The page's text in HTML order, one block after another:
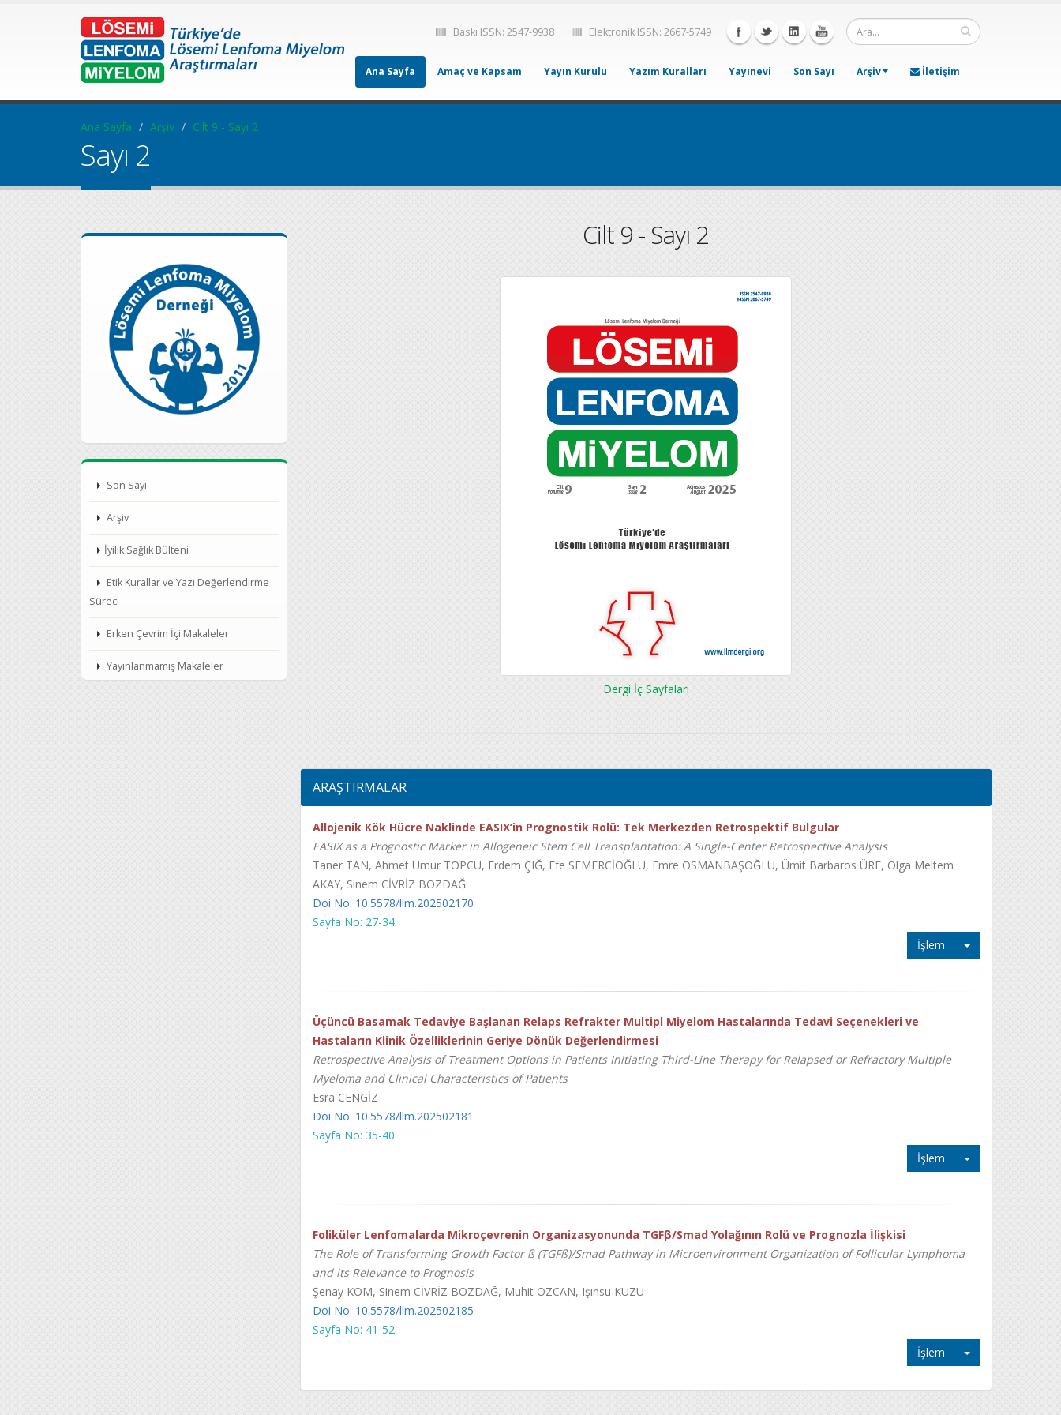
Baskı ISSN: 2547-9938 Elektronik ISSN: 2667-5749
Ana Sayfa Amaç ve Kapsam Yayın Kurulu Yazım Kuralları Yayınevi Son Sayı Arşiv İletişim
Ana Sayfa Arşiv Cilt 9 - Sayı 2
Sayı 2
Son Sayı
Arşiv
İyilik Sağlık Bülteni
Etik Kurallar ve Yazı Değerlendirme
Süreci
Erken Çevrim İçi Makaleler
Yayınlanmamış Makaleler
Cilt 9 - Sayı 2
Dergi İç Sayfaları
ARAŞTIRMALAR
Allojenik Kök Hücre Naklinde EASIX’in Prognostik Rolü: Tek Merkezden Retrospektif Bulgular
EASIX as a Prognostic Marker in Allogeneic Stem Cell Transplantation: A Single-Center Retrospective Analysis
Taner TAN, Ahmet Umur TOPCU, Erdem ÇIĞ, Efe SEMERCİOĞLU, Emre OSMANBAŞOĞLU, Ümit Barbaros ÜRE, Olga Meltem
AKAY, Sinem CİVRİZ BOZDAĞ
Doi No: 10.5578/llm.202502170
Sayfa No: 27-34
İşlem
Üçüncü Basamak Tedaviye Başlanan Relaps Refrakter Multipl Miyelom Hastalarında Tedavi Seçenekleri ve
Hastaların Klinik Özelliklerinin Geriye Dönük Değerlendirmesi
Retrospective Analysis of Treatment Options in Patients Initiating Third-Line Therapy for Relapsed or Refractory Multiple
Myeloma and Clinical Characteristics of Patients
Esra CENGİZ
Doi No: 10.5578/llm.202502181
Sayfa No: 35-40
İşlem
Foliküler Lenfomalarda Mikroçevrenin Organizasyonunda TGFβ/Smad Yolağının Rolü ve Prognozla İlişkisi
The Role of Transforming Growth Factor ß (TGFß)/Smad Pathway in Microenvironment Organization of Follicular Lymphoma
and its Relevance to Prognosis
Şenay KÖM, Sinem CİVRİZ BOZDAĞ, Muhit ÖZCAN, Işınsu KUZU
Doi No: 10.5578/llm.202502185
Sayfa No: 41-52
İşlem